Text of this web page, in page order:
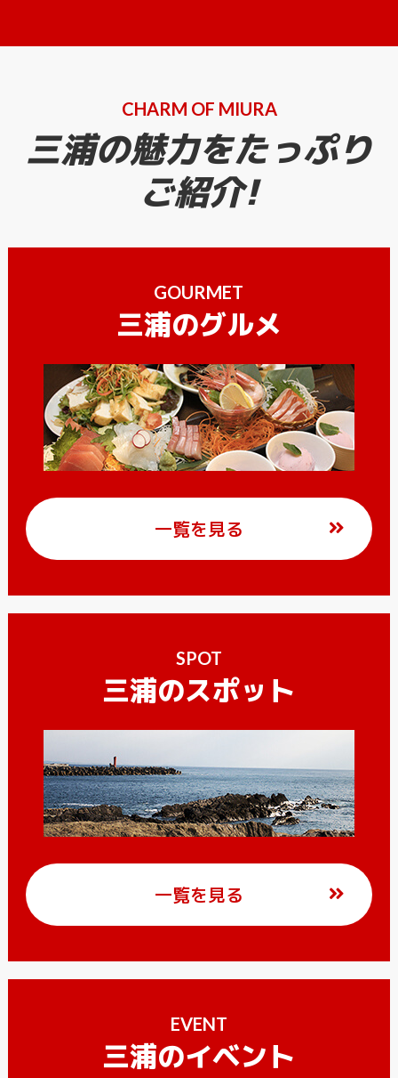
CHARM OF MIURA
三浦の魅力をたっぷり
ご紹介!
GOURMET
三浦のグルメ
一覧を見る
SPOT
三浦のスポット
一覧を見る
EVENT
三浦のイベント